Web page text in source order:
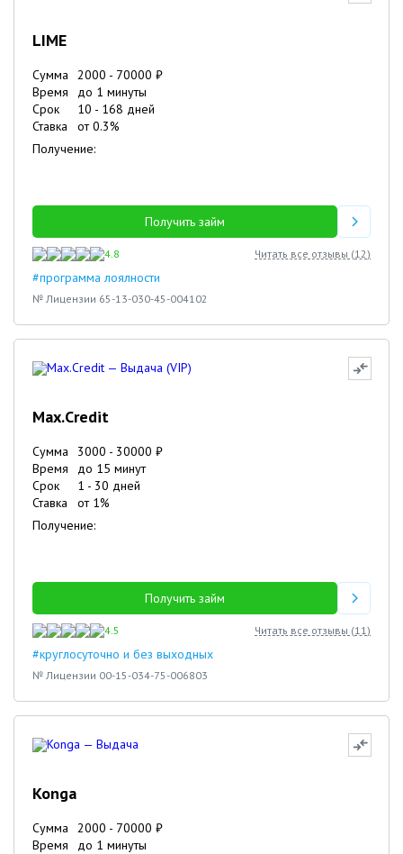
LIME
Сумма 2000 - 70000 ₽
Время
до 1 минуты
Срок
10 - 168 дней
Ставка
от0.3%
Получение:
Получить займ
4.8 Читать все отзывы (12)
#программа лоялности
№ Лицензии 65-13-030-45-004102
Max.Credit
Сумма 3000 - 30000 ₽
Время
до 15 минут
Срок
1 - 30 дней
Ставка
от 1%
Получение:
Получить займ
4.5 Читать все отзывы (11)
#круглосуточно и без выходных
№ Лицензии 00-15-034-75-006803
Konga
Сумма 2000 - 70000 ₽
Время
до 1 минуты